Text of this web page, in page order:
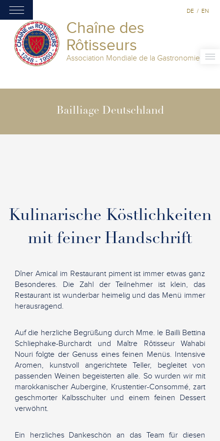
Chaîne des
Rôtisseurs
Association Mondiale de la Gastronomie
DE / EN
Bailliage Deutschland
Kulinarische Köstlichkeiten
mit feiner Handschrift
Dîner Amical im Restaurant piment ist immer etwas ganz
Besonderes. Die Zahl der Teilnehmer ist klein, das
Restaurant ist wunderbar heimelig und das Menü immer
herausragend.
Auf die herzliche Begrüßung durch Mme. le Bailli Bettina
Schliephake-Burchardt und Maître Rôtisseur Wahabi
Nouri folgte der Genuss eines feinen Menüs. Intensive
Aromen, kunstvoll angerichtete Teller, begleitet von
passenden Weinen begeisterten alle. So wurden wir mit
marokkanischer Aubergine, Krustentier-Consommé, zart
geschmorter Kalbsschulter und einem feinen Dessert
verwöhnt.
Ein herzliches Dankeschön an das Team für diesen